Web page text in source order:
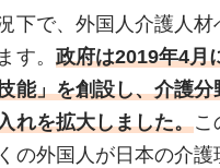
下で、外国人介護人材
す。 政府は2019年4月
能」を創設し、介護分
れを拡大しました。こ
の外国人が日本の介護